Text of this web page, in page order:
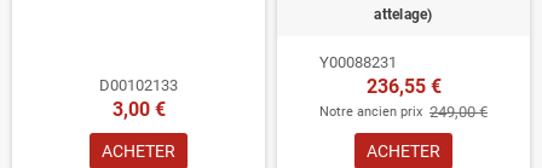
D00102133
3,00 €
ACHETER
attelage)
Y00088231
236,55 €
Notre ancien prix 249,00 €
ACHETER